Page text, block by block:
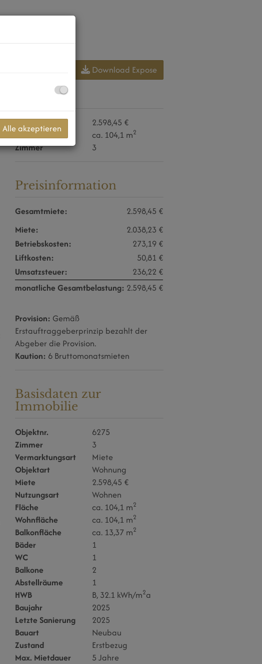
Download Expose
Eckdaten
Miete
2.598,45 €
Fläche
ca. 104,1 m2
Zimmer 3
Preisinformation
Gesamtmiete:
2.598,45 €
Miete:
2.038,23 €
Betriebskosten:
273,19 €
Liftkosten:
50,81 €
Umsatzsteuer:
236,22 €
monatliche Gesamtbelastung: 2.598,45 €
Provision: Gemäß
Erstauftraggeberprinzip bezahlt der
Abgeber die Provision.
Kaution: 6 Bruttomonatsmieten
Basisdaten zur
Immobilie
Objektnr.
6275
Zimmer
3
Vermarktungsart
Miete
Objektart
Wohnung
Miete
2.598,45 €
Nutzungsart
Wohnen
Fläche
ca. 104,1 m2
Wohnfläche ca. 104,1 m2
Balkonfläche ca. 13,37 m2
Bäder
1
WC
1
Balkone
2
Abstellräume
1
HWB
B, 32.1 kWh/m2a
Baujahr
2025
Letzte Sanierung
2025
Bauart
Neubau
Zustand
Erstbezug
Max. Mietdauer
5 Jahre
Alle akzeptieren